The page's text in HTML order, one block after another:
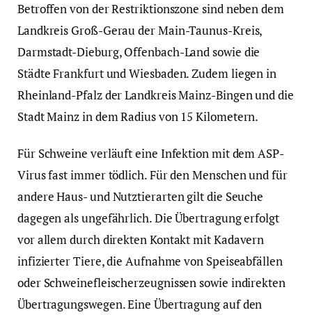
Betroffen von der Restriktionszone sind neben dem
Landkreis Groß-Gerau der Main-Taunus-Kreis,
Darmstadt-Dieburg, Offenbach-Land sowie die
Städte Frankfurt und Wiesbaden. Zudem liegen in
Rheinland-Pfalz der Landkreis Mainz-Bingen und die
Stadt Mainz in dem Radius von 15 Kilometern.
Für Schweine verläuft eine Infektion mit dem ASP-
Virus fast immer tödlich. Für den Menschen und für
andere Haus- und Nutztierarten gilt die Seuche
dagegen als ungefährlich. Die Übertragung erfolgt
vor allem durch direkten Kontakt mit Kadavern
infizierter Tiere, die Aufnahme von Speiseabfällen
oder Schweinefleischerzeugnissen sowie indirekten
Übertragungswegen. Eine Übertragung auf den